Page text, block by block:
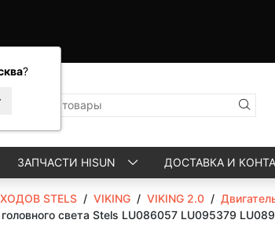
?
ЗАПЧАСТИ HISUN ДОСТАВКА И
STELS / VIKING / VIKING 2.0 /
света Stels LU086057 LU095379